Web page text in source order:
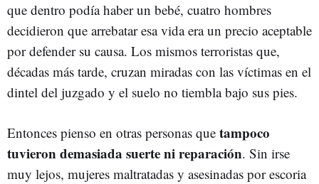
que dentro podía haber un bebé, cuatro hombres
decidieron que arrebatar esa vida era un precio aceptable
por defender su causa. Los mismos terroristas que,
décadas más tarde, cruzan miradas con las víctimas en el
dintel del juzgado y el suelo no tiembla bajo sus pies.
Entonces pienso en otras personas que tampoco
tuvieron demasiada suerte ni reparación. Sin irse
muy lejos, mujeres maltratadas y asesinadas por escoria